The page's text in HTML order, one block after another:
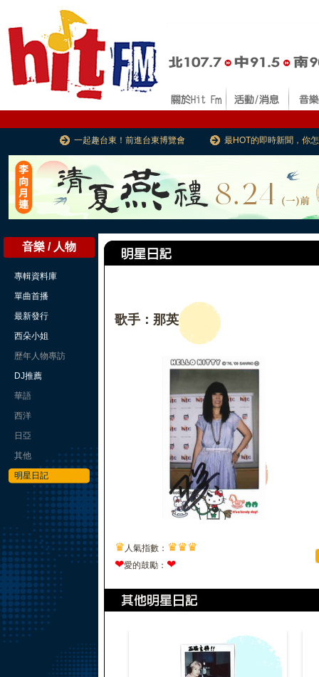
一起趣台東！前進台東博覽會 最HOT的即時新聞，你
音樂 / 人物
專輯資料庫
單曲首播
最新發行
西朵小姐
歷年人物專訪
DJ推薦
華語
西洋
日亞
其他
明星日記
歌手：那英
♛ 人氣指數： ♛♛♛
❤愛的鼓勵： ❤